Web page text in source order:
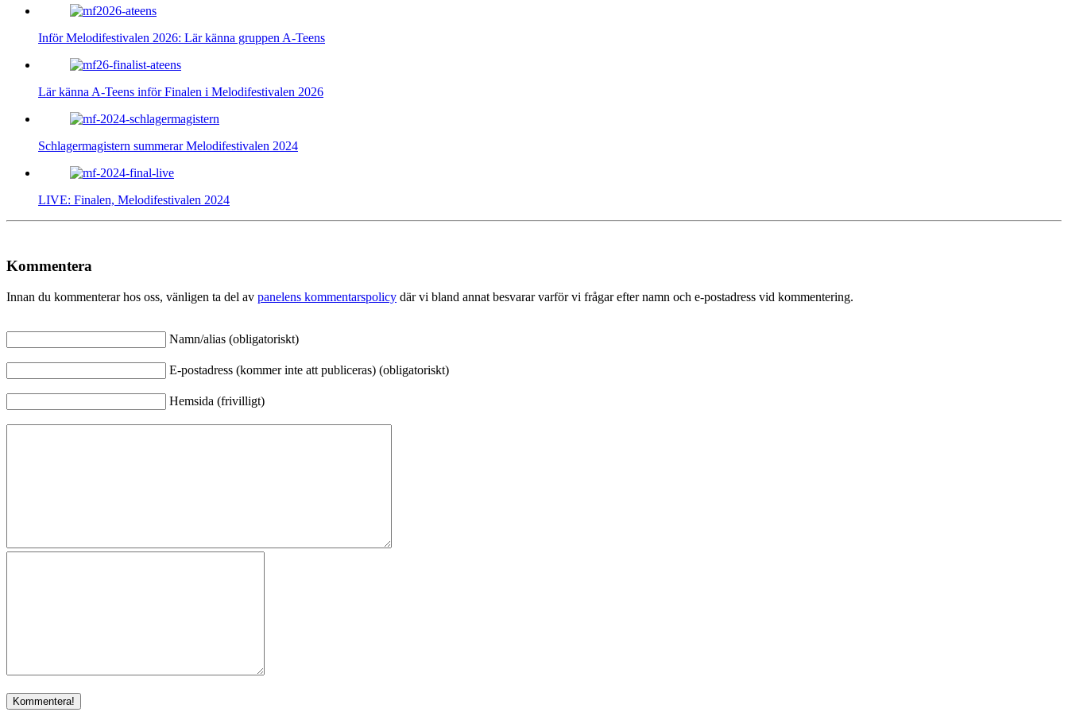
Inför Melodifestivalen 2026: Lär känna gruppen A-Teens
Lär känna A-Teens inför Finalen i Melodifestivalen 2026
Schlagermagistern summerar Melodifestivalen 2024
LIVE: Finalen, Melodifestivalen 2024
Kommentera
Innan du kommenterar hos oss, vänligen ta del av panelens kommentarspolicy där vi bland annat besvarar varför vi frågar efter namn och e-postadress vid kommentering.
Namn/alias (obligatoriskt)
E-postadress (kommer inte att publiceras) (obligatoriskt)
Hemsida (frivilligt)